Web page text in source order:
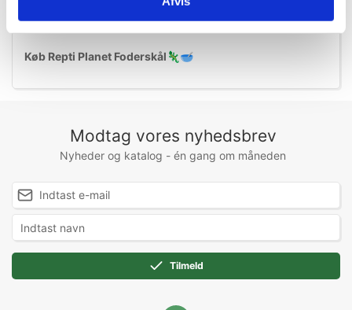
Køb Repti Planet Foderskål 🦎🥣
Modtag vores nyhedsbrev
Nyheder og katalog - én gang om måneden
Tilmeld